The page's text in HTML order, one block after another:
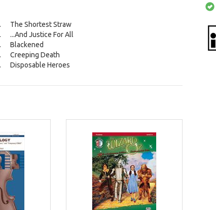
The Shortest Straw
...And Justice For All
Blackened
Creeping Death
Disposable Heroes